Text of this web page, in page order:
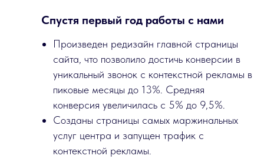
Спустя первый год работы с нами
Произведен редизайн главной страницы
сайта, что позволило достичь конверсии в
уникальный звонок с контекстной рекламы в
пиковые месяцы до 13%. Средняя
конверсия увеличилась с 5% до 9,5%.
Созданы страницы самых маржинальных
услуг центра и запущен трафик с
контекстной рекламы.